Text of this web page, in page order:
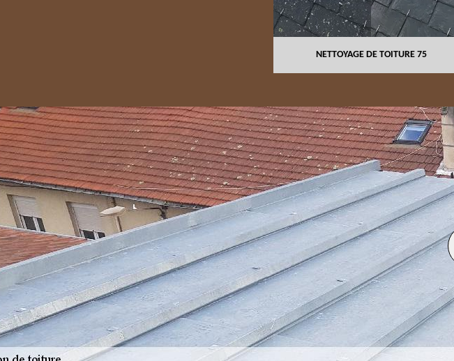
NETTOYAGE DE TOITURE 75
Réparation de toiture dans le 75004
Notre entreprise AR renovation à Paris 4 et dans le 75004 est l’adresse à retenir
pour tous travaux de réparation de toiture. En effet, à cause des intempéries, des
coups et des attaques extérieures, la toiture peut subir des dommages plus ou
moins importants. En nous faisant appel, nos couvreurs professionnels peuvent
intervenir dans tout Paris 4 et ses environs. Nous nous munissons d’outils, de
produits et de matériels appropriés pour remettre votre toiture à neuf. À part la
réparation des toitures, nous pouvons également effectuer l’isolation de la
couverture.